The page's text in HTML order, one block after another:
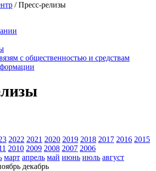
/ Пресс-релизы
с общественностью и средствам
2022 2021 2020 2019 2018 2017 2016 2015
2010 2009 2008 2007 2006
март апрель май июнь июль август
декабрь